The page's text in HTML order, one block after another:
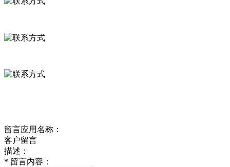
留言应用名称：
客户留言
描述：
* 留言内容：